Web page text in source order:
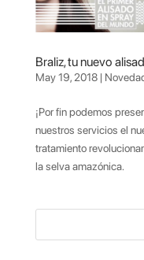
Braliz, tu nuevo
May 19, 2018|
¡Por fin podemos
nuestros servicios el
tratamiento
la selva amazónica.